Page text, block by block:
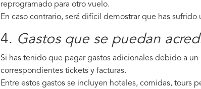
reprogramado para otro vuelo.
En caso contrario, será difícil demostrar que has sufrido
4. Gastos que se puedan
Si has tenido que pagar gastos adicionales debido a
correspondientes tickets y facturas.
Entre estos gastos se incluyen hoteles, comidas, tours